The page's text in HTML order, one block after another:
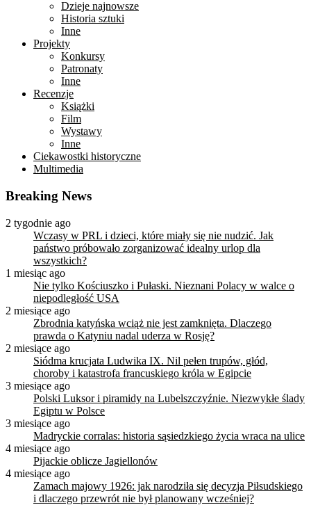
Dzieje najnowsze
Historia sztuki
Inne
Projekty
Konkursy
Patronaty
Inne
Recenzje
Książki
Film
Wystawy
Inne
Ciekawostki historyczne
Multimedia
Breaking News
2 tygodnie ago
Wczasy w PRL i dzieci, które miały się nie nudzić. Jak
państwo próbowało zorganizować idealny urlop dla
wszystkich?
1 miesiąc ago
Nie tylko Kościuszko i Pułaski. Nieznani Polacy w walce o
niepodległość USA
2 miesiące ago
Zbrodnia katyńska wciąż nie jest zamknięta. Dlaczego
prawda o Katyniu nadal uderza w Rosję?
2 miesiące ago
Siódma krucjata Ludwika IX. Nil pełen trupów, głód,
choroby i katastrofa francuskiego króla w Egipcie
3 miesiące ago
Polski Luksor i piramidy na Lubelszczyźnie. Niezwykłe ślady
Egiptu w Polsce
3 miesiące ago
Madryckie corralas: historia sąsiedzkiego życia wraca na ulice
4 miesiące ago
Pijackie oblicze Jagiellonów
4 miesiące ago
Zamach majowy 1926: jak narodziła się decyzja Piłsudskiego
i dlaczego przewrót nie był planowany wcześniej?